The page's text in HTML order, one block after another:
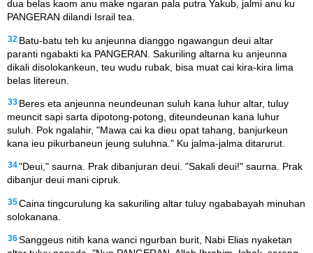
dua belas kaom anu make ngaran pala putra Yakub, jalmi anu ku
PANGERAN dilandi Israil tea.
32 Batu-batu teh ku anjeunna dianggo ngawangun deui altar
paranti ngabakti ka PANGERAN. Sakuriling altarna ku anjeunna
dikali disolokankeun, teu wudu rubak, bisa muat cai kira-kira lima
belas litereun.
33 Beres eta anjeunna neundeunan suluh kana luhur altar, tuluy
meuncit sapi sarta dipotong-potong, diteundeunan kana luhur
suluh. Pok ngalahir, "Mawa cai ka dieu opat tahang, banjurkeun
kana ieu pikurbaneun jeung suluhna." Ku jalma-jalma ditarurut.
34"Deui," saurna. Prak dibanjuran deui. "Sakali deui!" saurna. Prak
dibanjur deui mani cipruk.
35Caina tingcurulung ka sakuriling altar tuluy ngababayah minuhan
solokanana.
36Sanggeus nitih kana wanci ngurban burit, Nabi Elias nyaketan